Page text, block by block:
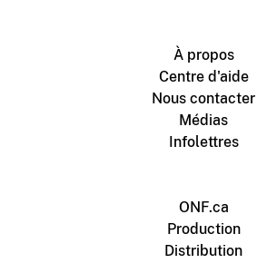
À propos
Centre d'aide
Nous contacter
Médias
Infolettres
ONF.ca
Production
Distribution